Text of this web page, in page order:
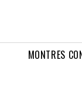
MONTRES